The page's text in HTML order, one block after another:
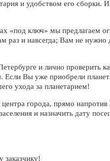
и удобством его сборки.
«под ключ» мы предлагаем
раз и навсегда; Вам не нужно
и лично проверить
Если Вы уже приобрели
ухода за планетарием!
города, прямо
и назначить дату
заказчику!